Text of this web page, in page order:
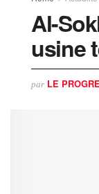
Al-
usine
par LE